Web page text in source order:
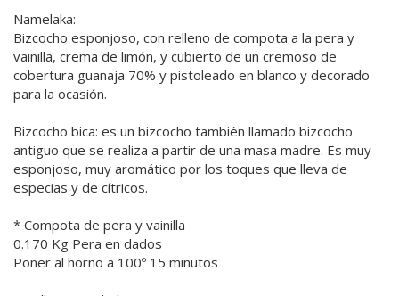
Namelaka:
Bizcocho esponjoso, con relleno de compota a la pera y
vainilla, crema de limón, y cubierto de un cremoso de
cobertura guanaja 70% y pistoleado en blanco y decorado
para la ocasión.
Bizcocho bica: es un bizcocho también llamado bizcocho
antiguo que se realiza a partir de una masa madre. Es muy
esponjoso, muy aromático por los toques que lleva de
especias y de cítricos.
* Compota de pera y vainilla
0.170 Kg Pera en dados
Poner al horno a 100º 15 minutos